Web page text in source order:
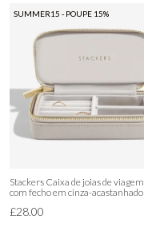
SUMMER15 - POUPE 15%
Stackers Caixa de joias de viagem
com fecho em cinza-acastanhado
£28.00